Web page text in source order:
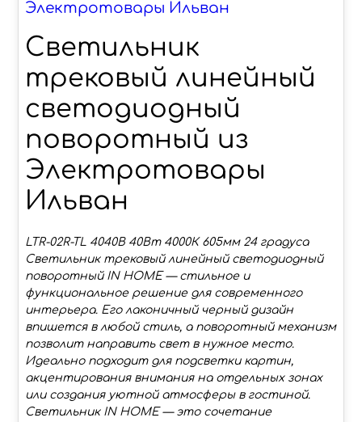
Электротовары Ильван
Светильник
трековый линейный
светодиодный
поворотный из
Электротовары
Ильван
LTR-02R-TL 4040B 40Вт 4000К 605мм 24 градуса
Светильник трековый линейный светодиодный
поворотный IN HOME — стильное и
функциональное решение для современного
интерьера. Его лаконичный черный дизайн
впишется в любой стиль, а поворотный механизм
позволит направить свет в нужное место.
Идеально подходит для подсветки картин,
акцентирования внимания на отдельных зонах
или создания уютной атмосферы в гостиной.
Светильник IN HOME — это сочетание